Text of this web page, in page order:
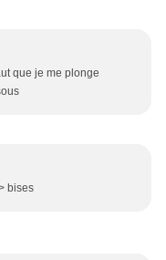
que je me plonge
bises